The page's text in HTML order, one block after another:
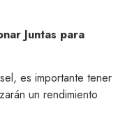
Juntas para
es importante tener
un rendimiento